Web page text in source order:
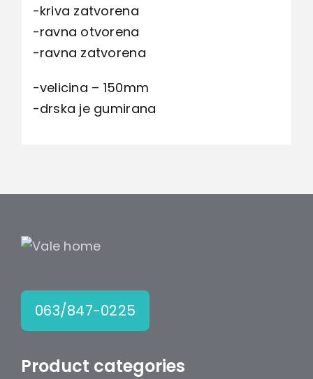
-kriva zatvorena
-ravna otvorena
-ravna zatvorena
-velicina – 150mm
-drska je gumirana
063/847-0225
Product categories